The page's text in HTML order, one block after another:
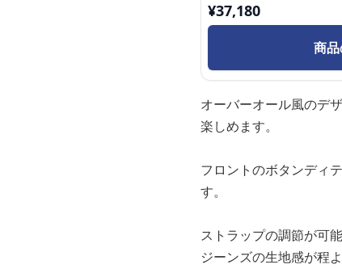
¥37,180
商
オーバーオール風のデ
楽しめます。
フロントのボタンディ
す。
ストラップの調節が可
ジーンズの生地感が程